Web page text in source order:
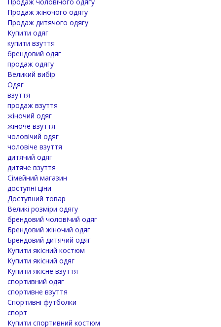
Продаж жіночого одягу
Продаж дитячого одягу
Купити одяг
купити взуття
брендовий одяг
продаж одягу
Великий вибір
Одяг
взуття
продаж взуття
жіночий одяг
жіноче взуття
чоловічий одяг
чоловіче взуття
дитячий одяг
дитяче взуття
Сімейний магазин
доступні ціни
Доступний товар
Великі розміри одягу
брендовий чоловічий одяг
Брендовий жіночий одяг
Брендовий дитячий одяг
Купити якісний костюм
Купити якісний одяг
Купити якісне взуття
спортивний одяг
спортивне взуття
Спортивні футболки
спорт
Купити спортивний костюм